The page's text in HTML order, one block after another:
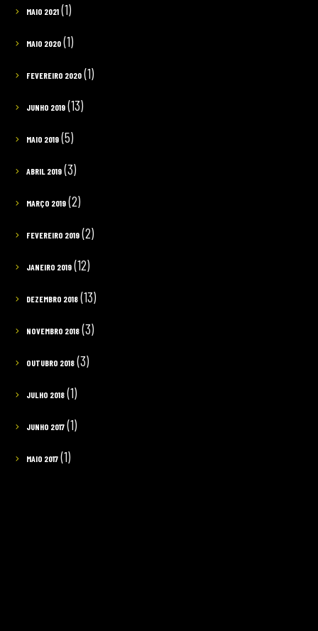
MAIO 2021(1)
MAIO 2020(1)
FEVEREIRO 2020(1)
JUNHO 2019(13)
MAIO 2019(5)
ABRIL 2019(3)
MARÇO 2019(2)
FEVEREIRO 2019(2)
JANEIRO 2019(12)
DEZEMBRO 2018(13)
NOVEMBRO 2018(3)
OUTUBRO 2018(3)
JULHO 2018(1)
JUNHO 2017(1)
MAIO 2017(1)